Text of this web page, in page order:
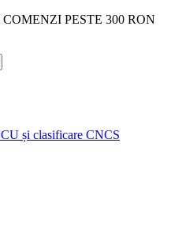
PESTE 300 RON
și clasificare CNCS